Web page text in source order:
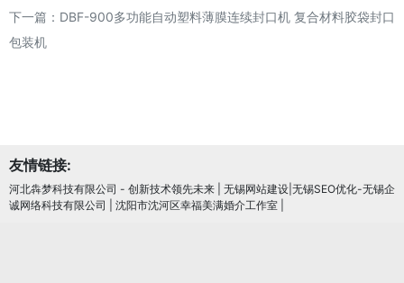
下一篇： DBF-900多功能自动塑料薄膜连续封口机 复合材料胶袋封口
包装机
友情链接:
河北犇梦科技有限公司 - 创新技术领先未来
无锡网站建设|无锡SEO优化-无锡企
诚网络科技有限公司
沈阳市沈河区幸福美满婚介工作室